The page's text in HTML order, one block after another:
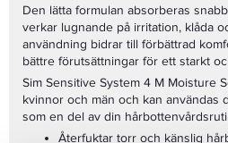
Den lätta formulan absorberas
verkar lugnande på irritation, klåda
användning bidrar till förbättrad
bättre förutsättningar för ett starkt
Sim Sensitive System 4 M Moisture
kvinnor och män och kan användas
som en del av din
Återfuktar torr och känslig